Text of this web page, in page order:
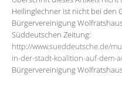
Heilinglechner ist nicht bei den
Bürgervereinigung
Süddeutschen Zeitung:
http://www.sueddeutsche.de/
in-der-stadt-koalition-auf-dem-
Bürgervereinigung